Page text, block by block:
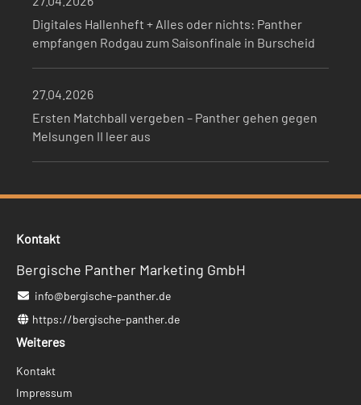
Digitales Hallenheft + Alles oder nichts: Panther
empfangen Rodgau zum Saisonfinale in Burscheid
27.04.2026
Ersten Matchball vergeben – Panther gehen gegen
Melsungen II leer aus
Kontakt
Bergische Panther Marketing GmbH
info@bergische-panther.de
https://bergische-panther.de
Weiteres
Navigation
überspringen
Kontakt
Impressum